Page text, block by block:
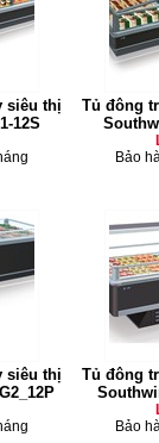
siêu thị
12S
Tủ đông
Bảo
siêu thị
Tủ đông
Bảo